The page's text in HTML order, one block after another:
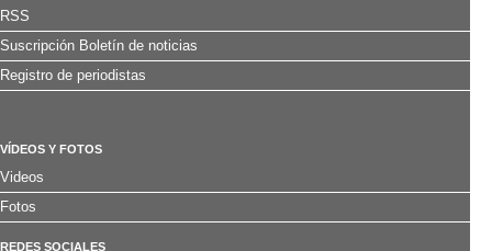
RSS
Suscripción Boletín de noticias
Registro de periodistas
VÍDEOS Y FOTOS
Videos
Fotos
REDES SOCIALES